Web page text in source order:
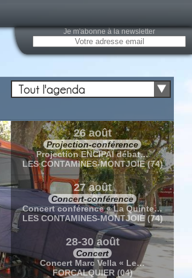
Tout l'agenda
26 août
Projection-conférence
Projection ENCIPAÏ débat…
LES CONTAMINES-MONTJOIE (74)
27 août
Concert-conférence
Concert conférence « La Quinte…
LES CONTAMINES-MONTJOIE (74)
28-30 août
Concert
Concert Marc Vella « Le…
FORCALQUIER (04)
Je m'abonne à la newsletter